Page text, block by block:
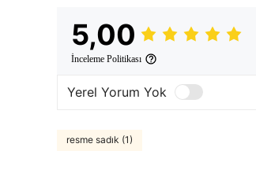
5,00
İnceleme Politikası
Yerel Yorum Yok
resme sadık (1)